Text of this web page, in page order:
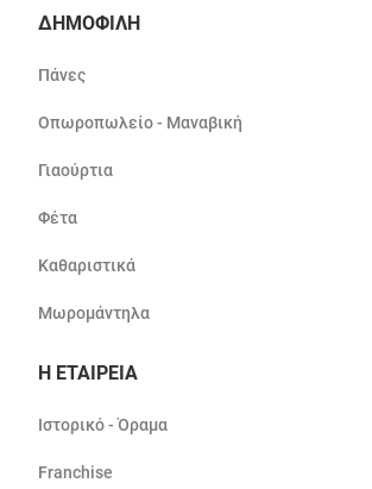
ΔΗΜΟΦΙΛΗ
Πάνες
Οπωροπωλείο - Μαναβική
Γιαούρτια
Φέτα
Καθαριστικά
Μωρομάντηλα
Η ΕΤΑΙΡΕΙΑ
Ιστορικό - Όραμα
Franchise